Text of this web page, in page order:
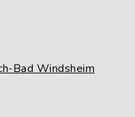
Bad Windsheim